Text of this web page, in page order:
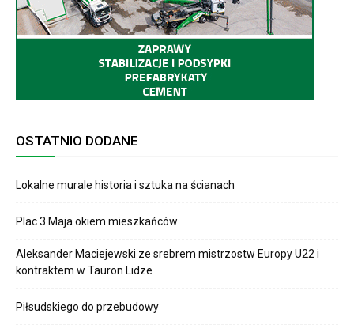
OSTATNIO DODANE
Lokalne murale historia i sztuka na ścianach
Plac 3 Maja okiem mieszkańców
Aleksander Maciejewski ze srebrem mistrzostw Europy U22 i
kontraktem w Tauron Lidze
Piłsudskiego do przebudowy